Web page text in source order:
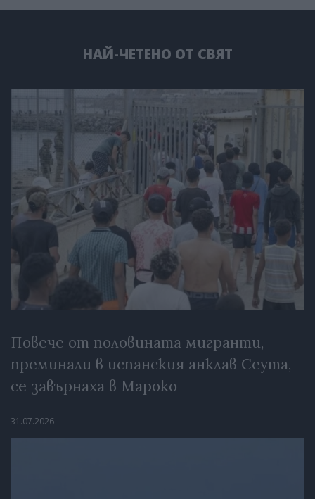
НАЙ-ЧЕТЕНО ОТ СВЯТ
Повече от половината мигранти,
преминали в испанския анклав Сеута,
се завърнаха в Мароко
31.07.2026